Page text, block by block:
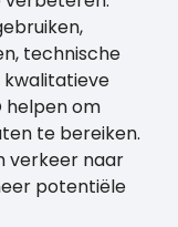
technische
helpen om
te bereiken.
verkeer naar
potentiële